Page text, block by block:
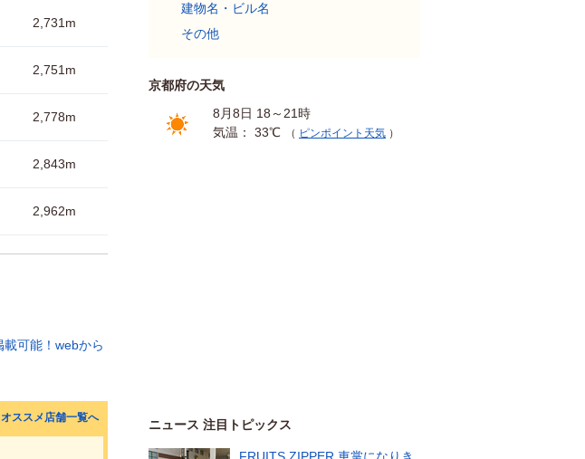
2,731m
2,751m
2,778m
2,843m
2,962m
オススメ店舗一覧へ
建物名・ビル名
その他
京都府の天気
8月8日 18～21時
気温： 33℃
（ ピンポイント天気 ）
ニュース 注目トピックス